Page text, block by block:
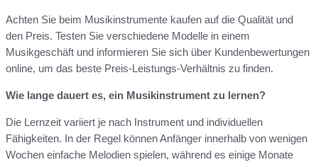
Achten Sie beim Musikinstrumente kaufen auf die Qualität und
den Preis. Testen Sie verschiedene Modelle in einem
Musikgeschäft und informieren Sie sich über Kundenbewertungen
online, um das beste Preis-Leistungs-Verhältnis zu finden.
Wie lange dauert es, ein Musikinstrument zu lernen?
Die Lernzeit variiert je nach Instrument und individuellen
Fähigkeiten. In der Regel können Anfänger innerhalb von wenigen
Wochen einfache Melodien spielen, während es einige Monate